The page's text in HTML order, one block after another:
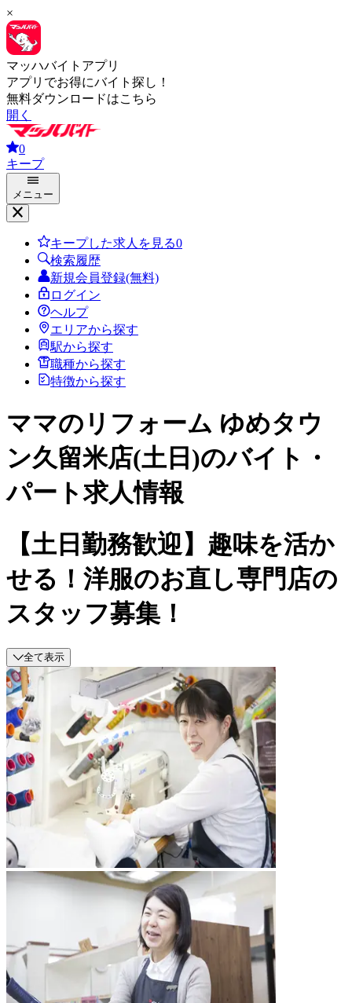
×
マッハバイトアプリ
アプリでお得にバイト探し！
無料ダウンロードはこちら
開く
0
キープ
メニュー
キープした求人を見る0
検索履歴
新規会員登録(無料)
ログイン
ヘルプ
エリアから探す
駅から探す
職種から探す
特徴から探す
ママのリフォーム ゆめタウ
ン久留米店(土日)のバイト・
パート求人情報
【土日勤務歓迎】趣味を活か
せる！洋服のお直し専門店の
スタッフ募集！
全て表示